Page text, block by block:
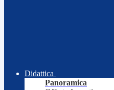
Didattica
Panoramica